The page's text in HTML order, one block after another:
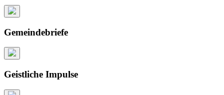
Gemeindebriefe
Geistliche Impulse